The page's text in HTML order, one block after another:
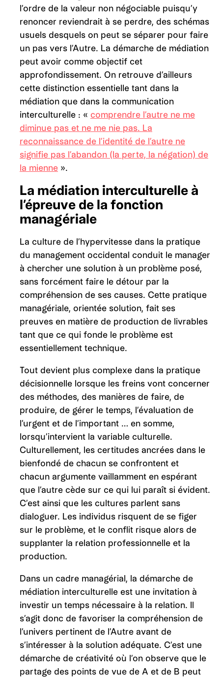
l’ordre de la valeur non négociable puisqu’y
renoncer reviendrait à se perdre, des schémas
usuels desquels on peut se séparer pour faire
un pas vers l’Autre. La démarche de médiation
peut avoir comme objectif cet
approfondissement. On retrouve d’ailleurs
cette distinction essentielle tant dans la
médiation que dans la communication
interculturelle : « comprendre l’autre ne me
diminue pas et ne me nie pas. La
reconnaissance de l’identité de l’autre ne
signifie pas l’abandon (la perte, la négation) de
la mienne ».
La médiation interculturelle à
l’épreuve de la fonction
managériale
La culture de l’hypervitesse dans la pratique
du management occidental conduit le manager
à chercher une solution à un problème posé,
sans forcément faire le détour par la
compréhension de ses causes. Cette pratique
managériale, orientée solution, fait ses
preuves en matière de production de livrables
tant que ce qui fonde le problème est
essentiellement technique.
Tout devient plus complexe dans la pratique
décisionnelle lorsque les freins vont concerner
des méthodes, des manières de faire, de
produire, de gérer le temps, l’évaluation de
l’urgent et de l’important … en somme,
lorsqu’intervient la variable culturelle.
Culturellement, les certitudes ancrées dans le
bienfondé de chacun se confrontent et
chacun argumente vaillamment en espérant
que l’autre cède sur ce qui lui paraît si évident.
C’est ainsi que les cultures parlent sans
dialoguer. Les individus risquent de se figer
sur le problème, et le conflit risque alors de
supplanter la relation professionnelle et la
production.
Dans un cadre managérial, la démarche de
médiation interculturelle est une invitation à
investir un temps nécessaire à la relation. Il
s’agit donc de favoriser la compréhension de
l’univers pertinent de l’Autre avant de
s’intéresser à la solution adéquate. C’est une
démarche de créativité où l’on observe que le
partage des points de vue de A et de B peut